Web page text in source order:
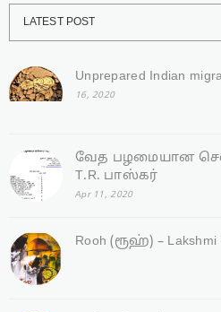
LATEST POST
Unprepared Indian
16, 2020
வேத பழமையான
T.R. பாஸ்கர்
Apr 11, 2020
Rooh (ரூஹ்) – Lakshmi